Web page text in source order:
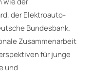
der Elektroauto-
Bundesbank.
Zusammenarbeit
für junge
und